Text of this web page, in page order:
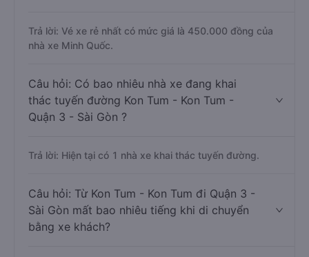
Trả lời: Vé xe rẻ nhất có mức giá là 450.000 đồng của
nhà xe Minh Quốc.
Câu hỏi: Có bao nhiêu nhà xe đang khai
thác tuyến đường Kon Tum - Kon Tum -
Quận 3 - Sài Gòn ?
Trả lời: Hiện tại có 1 nhà xe khai thác tuyến đường.
Câu hỏi: Từ Kon Tum - Kon Tum đi Quận 3 -
Sài Gòn mất bao nhiêu tiếng khi di chuyển
bằng xe khách?